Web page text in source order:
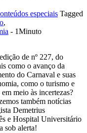
especiais Tagged
,
- 1Minuto
de nº 227, do
como o avanço da
do Carnaval e suas
como o turismo e
meio às incertezas?
também notícias
Demetrius
e Hospital Universitário
sob alerta!